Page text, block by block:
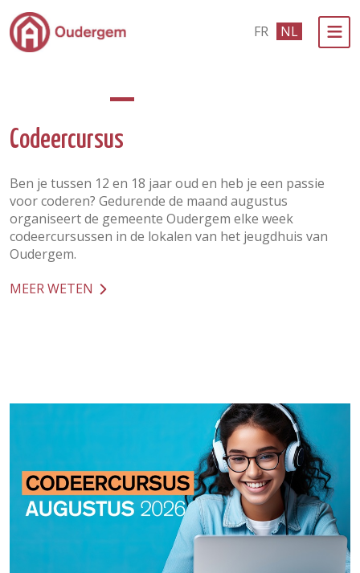
Ga naar de hoofdinhoud FR NL
eLoket
Leven in Oudergem
In 1 klik
Codeercursus
Ben je tussen 12 en 18 jaar oud en heb je een passie
voor coderen? Gedurende de maand augustus
organiseert de gemeente Oudergem elke week
codeercursussen in de lokalen van het jeugdhuis van
Oudergem.
MEER WETEN